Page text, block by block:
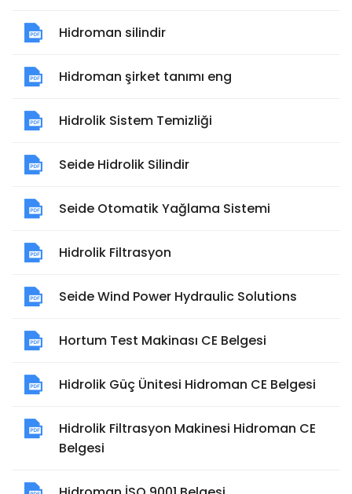
Hidroman silindir
Hidroman şirket tanımı eng
Hidrolik Sistem Temizliği
Seide Hidrolik Silindir
Seide Otomatik Yağlama Sistemi
Hidrolik Filtrasyon
Seide Wind Power Hydraulic Solutions
Hortum Test Makinası CE Belgesi
Hidrolik Güç Ünitesi Hidroman CE Belgesi
Hidrolik Filtrasyon Makinesi Hidroman CE
Belgesi